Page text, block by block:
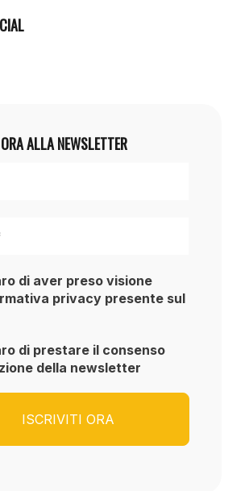
ALLA NEWSLETTER
di aver preso visione
privacy presente sul
di prestare il consenso
della newsletter